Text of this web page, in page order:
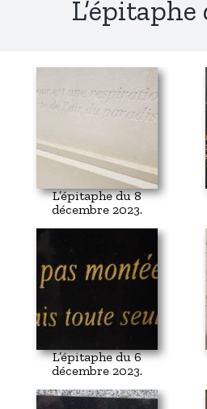
L’épitaphe du 8
décembre 2023.
L’épitaphe du 6
décembre 2023.